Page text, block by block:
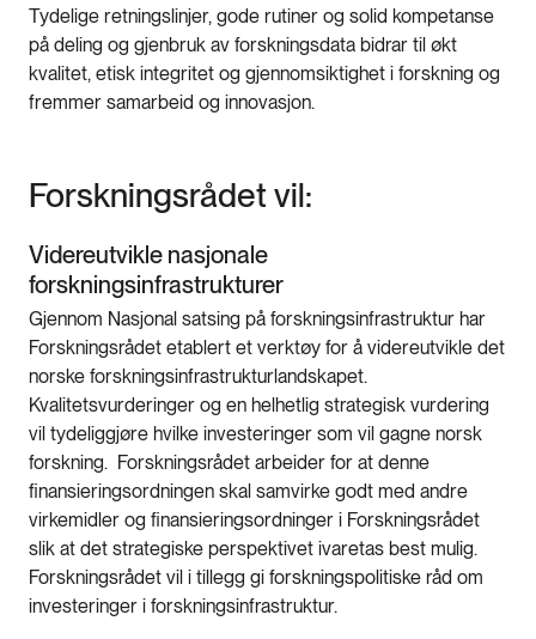
Tydelige retningslinjer, gode rutiner og solid kompetanse
på deling og gjenbruk av forskningsdata bidrar til økt
kvalitet, etisk integritet og gjennomsiktighet i forskning og
fremmer samarbeid og innovasjon.
Forskningsrådet vil:
Videreutvikle nasjonale
forskningsinfrastrukturer
Gjennom Nasjonal satsing på forskningsinfrastruktur har
Forskningsrådet etablert et verktøy for å videreutvikle det
norske forskningsinfrastrukturlandskapet.
Kvalitetsvurderinger og en helhetlig strategisk vurdering
vil tydeliggjøre hvilke investeringer som vil gagne norsk
forskning. Forskningsrådet arbeider for at denne
finansieringsordningen skal samvirke godt med andre
virkemidler og finansieringsordninger i Forskningsrådet
slik at det strategiske perspektivet ivaretas best mulig.
Forskningsrådet vil i tillegg gi forskningspolitiske råd om
investeringer i forskningsinfrastruktur.